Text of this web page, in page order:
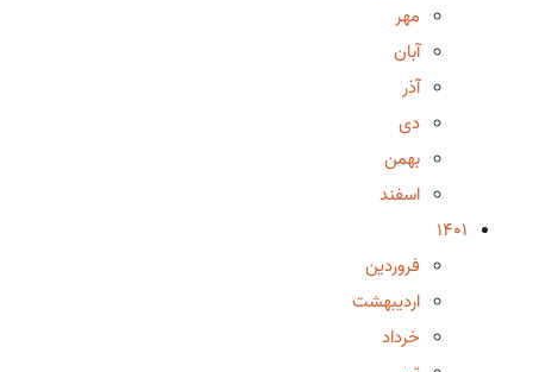
مهر
آبان
آذر
دی
بهمن
اسفند
1401
فروردین
اردیبهشت
خرداد